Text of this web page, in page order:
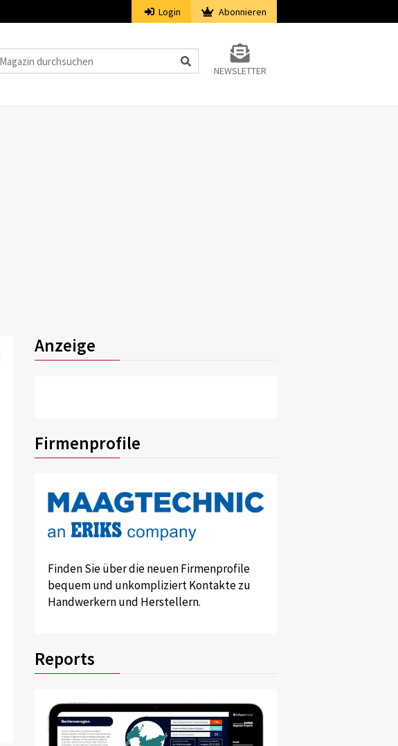
Login Abonnieren
NEWSLETTER
Anzeige
Firmenprofile
Finden Sie über die neuen Firmenprofile
bequem und unkompliziert Kontakte zu
Handwerkern und Herstellern.
Reports